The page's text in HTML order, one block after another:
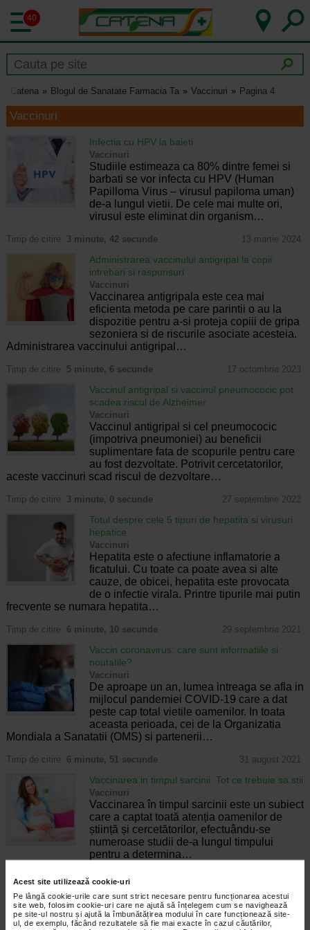
Acest site utilizează cookie-uri
Pe lângă cookie-urile care sunt strict necesare pentru funcționarea acestui
site web, folosim cookie-uri care ne ajută să înțelegem cum se navighează
pe site-ul nostru și ajută la îmbunătățirea modului în care funcționează site-
ul, de exemplu, făcând rezultatele să fie mai exacte în cazul căutărilor,
40
Catena Blogul de Sanatate Farmacia Ta Vaccinuri Pagina 4
Vaccinuri
Infectia cu HPV la baieti
Vaccinuri
Studiile estimeaza ca 80% dintre femei si
barbati se vor infecta cu HPV (Human
Papilloma Virus – virusul papiloma uman)
de-a lungul vietii. De cele mai multe ori,
virusul este eliminat din organism…
Timp de citire: 3 minute, 42 secunde 13 martie 2024
Administrarea vaccinului antigripal la copii:
intrebari si raspunsuri
Vaccinuri
Vaccinarea antigripala este cea mai
eficienta metoda pe care parintii o au la
dispozitie pentru a-si proteja copiii de gripa
sezoniera si de riscurile asociate acesteia.
Administrarea vaccinului antigripal…
Timp de citire: 5 minute, 6 secunde 17 octombrie 2023
Vaccinul antigripal si vaccinul pneumococic pot
scadea riscul de Alzheimer
Vaccinuri
Vaccinul antigripal si cel pneumococic
(impotriva pneumoniei) au beneficii
suplimentare fata de scopurile pentru care
au fost dezvoltate. Potrivit cercetatorilor,
aceste vaccinuri scad riscul de dezvoltare…
Timp de citire: 3 minute, 0 secunde 27 septembrie 2022
Totul despre cele 5 tipuri de hepatita si virusuri
hepatice
Vaccinuri
Hepatita este o afectiune inflamatorie a
ficatului. Cu toate ca poate avea si alte
cauze, de obicei, hepatita este provocata
de o infectie virala. Printre tipurile mai putin
frecvente se numara hepatita…
Timp de citire: 6 minute, 10 secunde 29 septembrie 2021
Vaccin coronavirus: care sunt informatiile si
noutatile?
Vaccinuri
De aproape un an, lumea intreaga se afla in
mijlocul pandemiei COVID-19 care a dat
peste cap total vietile oamenilor. In toata
aceasta perioada, cei de la Organizatia
Mondiala a Sanatatii (OMS) si partenerii…
Timp de citire: 6 minute, 51 secunde 31 august 2021
Vaccinarea in timpul sarcinii. Tot ce trebuie sa stii
Vaccinuri
Vaccinarea în timpul sarcinii este un subiect
care a captat toată atenția oamenilor de
știință și cercetătorilor, efectuându-se
numeroase studii de-a lungul timpului
pentru a determina…
Timp de citire:5 minute, 35 secunde
Febra tifoida: transmitere, simptome, tratament
si prevenire
Vaccinuri